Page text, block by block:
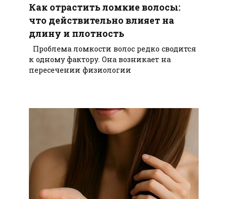
Как отрастить ломкие волосы:
что действительно влияет на
длину и плотность
Проблема ломкости волос редко сводится
к одному фактору. Она возникает на
пересечении физиологии